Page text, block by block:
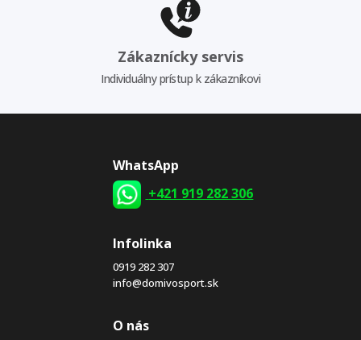
Zákaznícky servis
Individuálny prístup k zákazníkovi
WhatsApp
+421 919 282 306
Infolinka
0919 282 307
info@domivosport.sk
O nás